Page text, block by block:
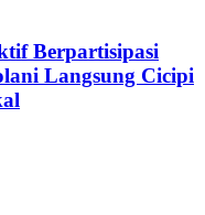
Berpartisipasi
Langsung Cicipi